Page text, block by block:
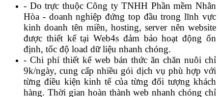
- Do trực thuộc Công ty TNHH Phần mềm Nhân
Hòa - doanh nghiệp đứng top đầu trong lĩnh vực
kinh doanh tên miền, hosting, server nên website
được thiết kế tại Web4s đảm bảo hoạt động ổn
định, tốc độ load dữ liệu nhanh chóng.
- Chi phí thiết kế web bán thức ăn chăn nuôi chỉ
9k/ngày, cung cấp nhiều gói dịch vụ phù hợp với
từng điều kiện kinh tế của từng đối tượng khách
hàng. Thời gian hoàn thành web nhanh chóng chỉ